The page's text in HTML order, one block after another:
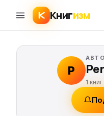
Книгизм
P
1 книг